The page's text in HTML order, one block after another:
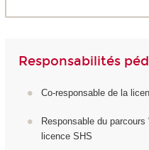
Responsabilités
Co-responsable de la
Responsable du
licence SHS